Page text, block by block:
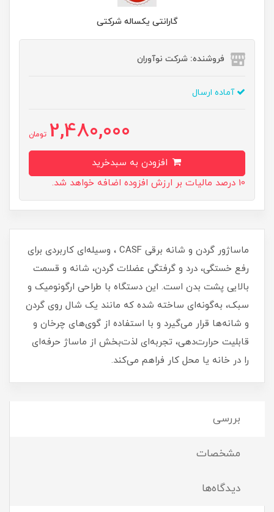
گارانتی یکساله شرکتی
فروشنده: شرکت نوآوران
آماده ارسال
2,480,000 تومان
10 درصد مالیات بر ارزش افزوده اضافه خواهد شد.
ماساژور گردن و شانه برقی CASF ، وسیله‌ای کاربردی برای
رفع خستگی، درد و گرفتگی عضلات گردن، شانه و قسمت
بالایی پشت بدن است. این دستگاه با طراحی ارگونومیک و
سبک، به‌گونه‌ای ساخته شده که مانند یک شال روی گردن
و شانه‌ها قرار می‌گیرد و با استفاده از گوی‌های چرخان و
قابلیت حرارت‌دهی، تجربه‌ای لذت‌بخش از ماساژ حرفه‌ای
را در خانه یا محل کار فراهم می‌کند.
بررسی
مشخصات
دیدگاه‌ها